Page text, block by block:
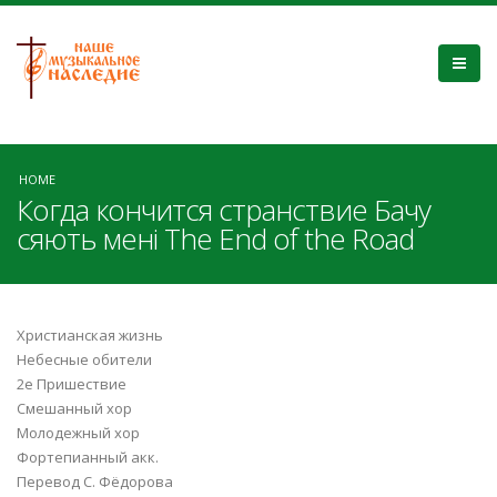
HOME
Когда кончится странствие Бачу
сяють мені The End of the Road
Христианская жизнь
Небесные обители
2е Пришествие
Смешанный хор
Молодежный хор
Фортепианный акк.
Перевод С. Фёдорова